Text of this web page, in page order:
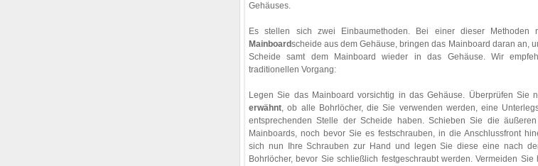
Gehäuses.
Es stellen sich zwei Einbaumethoden. Bei einer dieser Methoden
Mainboardscheide aus dem Gehäuse, bringen das Mainboard daran an,
Scheide samt dem Mainboard wieder in das Gehäuse. Wir
traditionellen Vorgang:
Legen Sie das Mainboard vorsichtig in das Gehäuse. Überprüfen Sie
erwähnt, ob alle Bohrlöcher, die Sie verwenden werden, eine
entsprechenden Stelle der Scheide haben. Schieben Sie die
Mainboards, noch bevor Sie es festschrauben, in die Anschlussfront
sich nun Ihre Schrauben zur Hand und legen Sie diese eine nach
Bohrlöcher, bevor Sie schließlich festgeschraubt werden. Vermeiden